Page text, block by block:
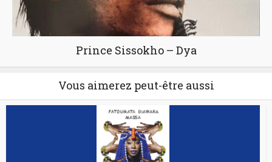
Prince Sissokho – Dya
Vous aimerez peut-être aussi